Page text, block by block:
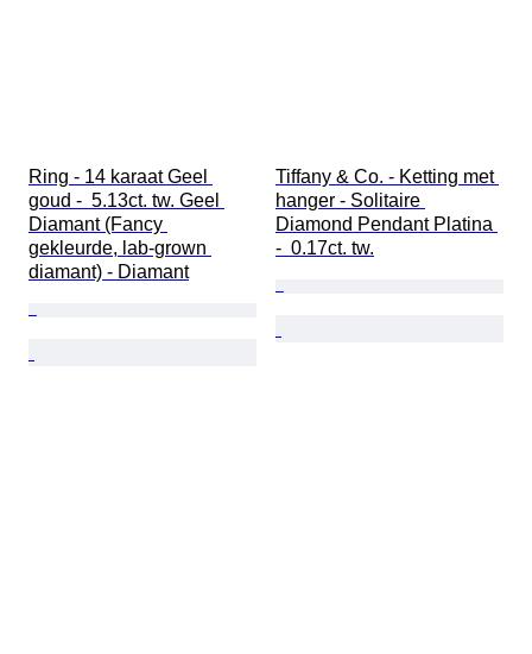
Ring - 14 karaat Geel
goud -  5.13ct. tw. Geel
Diamant (Fancy
gekleurde, lab-grown
diamant) - Diamant
Tiffany & Co. - Ketting met
hanger - Solitaire
Diamond Pendant Platina
-  0.17ct. tw.